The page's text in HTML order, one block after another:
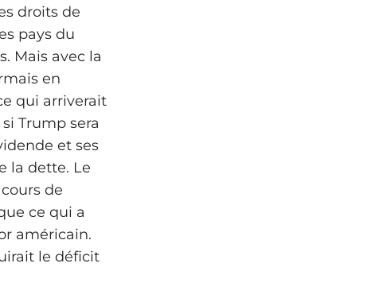
droits de
pays du
Mais avec la
en
qui arriverait
Trump sera
et ses
la dette. Le
de
ce qui a
américain.
le déficit